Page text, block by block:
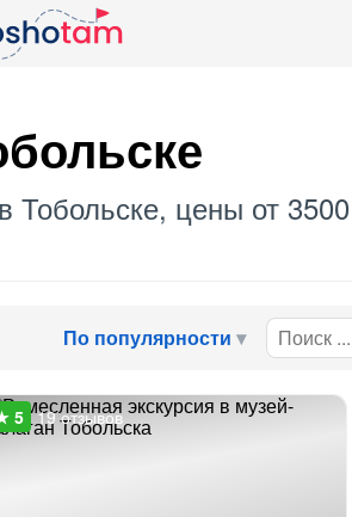
Тобольске, цены от
По популярности
19 отзывов